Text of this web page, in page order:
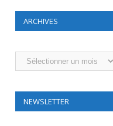
ARCHIVES
Archives
NEWSLETTER